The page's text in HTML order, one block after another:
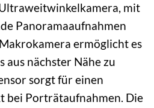
mit
Panoramaaufnahmen
ermöglicht es
aus nächster Nähe zu
sorgt für einen
bei Porträtaufnahmen. Die